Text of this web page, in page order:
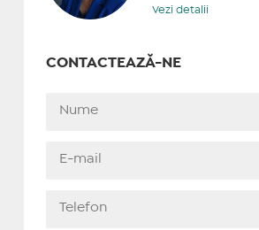
Vezi detalii
CONTACTEAZĂ-NE